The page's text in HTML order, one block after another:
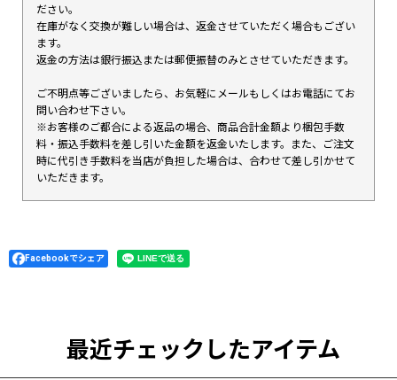
ださい。
在庫がなく交換が難しい場合は、返金させていただく場合もござい
ます。
返金の方法は銀行振込または郵便振替のみとさせていただきます。
ご不明点等ございましたら、お気軽にメールもしくはお電話にてお
問い合わせ下さい。
※お客様のご都合による返品の場合、商品合計金額より梱包手数
料・振込手数料を差し引いた金額を返金いたします。また、ご注文
時に代引き手数料を当店が負担した場合は、合わせて差し引かせて
いただきます。
Facebookでシェア
最近チェックしたアイテム